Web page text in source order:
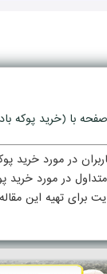
با (خرید پوکه
در مورد خرید
در مورد
برای تهیه این